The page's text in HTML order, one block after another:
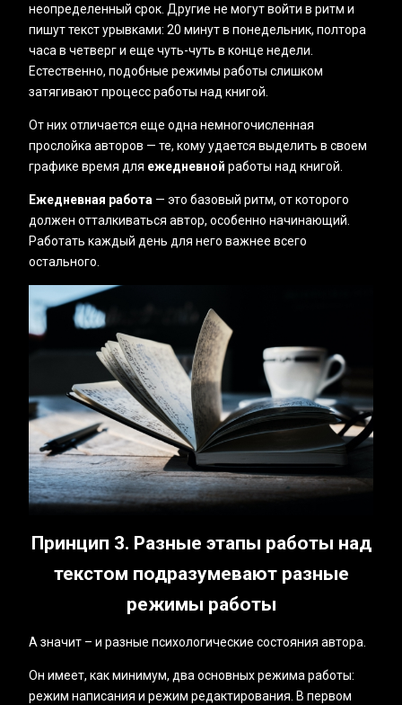
неопределенный срок. Другие не могут войти в ритм и
пишут текст урывками: 20 минут в понедельник, полтора
часа в четверг и еще чуть-чуть в конце недели.
Естественно, подобные режимы работы слишком
затягивают процесс работы над книгой.
От них отличается еще одна немногочисленная
прослойка авторов — те, кому удается выделить в своем
графике время для ежедневной работы над книгой.
Ежедневная работа — это базовый ритм, от которого
должен отталкиваться автор, особенно начинающий.
Работать каждый день для него важнее всего
остального.
Принцип 3. Разные этапы работы над
текстом подразумевают разные
режимы работы
А значит – и разные психологические состояния автора.
Он имеет, как минимум, два основных режима работы:
режим написания и режим редактирования. В первом